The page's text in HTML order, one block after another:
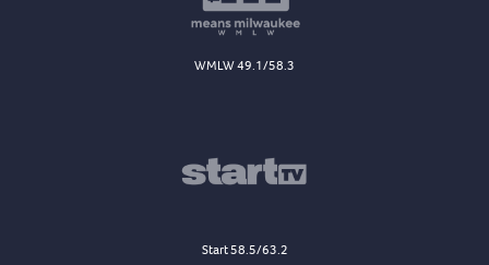
WMLW 49.1/58.3
Start 58.5/63.2